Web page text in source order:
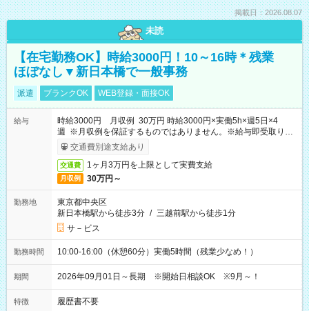
掲載日：2026.08.07
未読
【在宅勤務OK】時給3000円！10～16時＊残業
ほぼなし▼新日本橋で一般事務
派遣 ブランクOK WEB登録・面接OK
給与
時給3000円 月収例 30万円 時給3000円×実働5h×週5日×4
週 ※月収例を保証するものではありません。※給与即受取りサ
ービス利用可（利用条件有）
交通費別途支給あり
交通費 1ヶ月3万円を上限として実費支給
月収例 30万円～
勤務地
東京都中央区
新日本橋駅から徒歩3分 / 三越前駅から徒歩1分
サ－ビス
勤務時間 10:00-16:00（休憩60分）実働5時間（残業少なめ！）
期間 2026年09月01日～長期 ※開始日相談OK ※9月～！
特徴 履歴書不要